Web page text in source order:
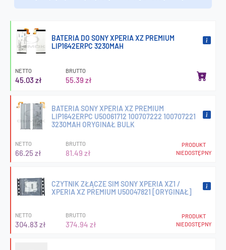
BATERIA DO SONY XPERIA XZ PREMIUM
LIP1642ERPC 3230MAH
NETTO
45.03 zł
BRUTTO
55.39 zł
BATERIA SONY XPERIA XZ PREMIUM
LIP1642ERPC U50061712 100707222 100707221
3230MAH ORYGINAŁ BULK
NETTO
66.25 zł
BRUTTO
81.49 zł
PRODUKT
NIEDOSTĘPNY
CZYTNIK ZŁĄCZE SIM SONY XPERIA XZ1 /
XPERIA XZ PREMIUM U50047821 [ORYGINAŁ]
NETTO
304.83 zł
BRUTTO
374.94 zł
PRODUKT
NIEDOSTĘPNY